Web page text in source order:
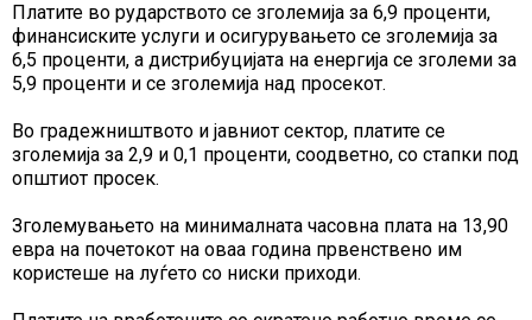
Платите во рударството се зголемија за 6,9 проценти,
финансиските услуги и осигурувањето се зголемија за
6,5 проценти, а дистрибуцијата на енергија се зголеми за
5,9 проценти и се зголемија над просекот.
Во градежништвото и јавниот сектор, платите се
зголемија за 2,9 и 0,1 проценти, соодветно, со стапки под
општиот просек.
Зголемувањето на минималната часовна плата на 13,90
евра на почетокот на оваа година првенствено им
користеше на луѓето со ниски приходи.